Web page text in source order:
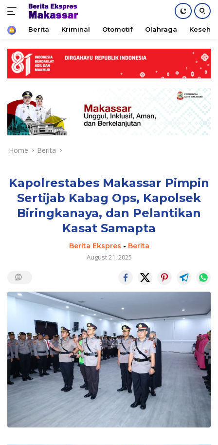
content
HomeBerita Kriminal Otomotif Olahraga
Home Berita
Kapolrestabes Makassar Pimpin
Sertijab Kabag Ops, Kapolsek
Biringkanaya, dan Pelantikan
Kasat Samapta
Berita Ekspres - Berita
August 21, 2025